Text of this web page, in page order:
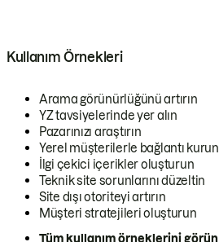
Kullanım Örnekleri
Arama görünürlüğünü artırın
YZ tavsiyelerinde yer alın
Pazarınızı araştırın
Yerel müşterilerle bağlantı kurun
İlgi çekici içerikler oluşturun
Teknik site sorunlarını düzeltin
Site dışı otoriteyi artırın
Müşteri stratejileri oluşturun
Tüm kullanım örneklerini görün